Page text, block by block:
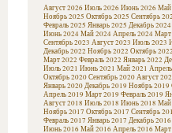
Август 2026 Июль 2026 Июнь 2026 Май
Ноябрь 2025 Октябрь 2025 Сентябрь
Февраль 2025 Январь 2025 Декабрь 2024
Июнь 2024Май 2024Апрель 2024
Сентябрь 2023 Август 2023 Июль 2023
Декабрь 2022 Ноябрь 2022 Октябрь 2022
Март 2022 Февраль 2022 Январь 2022
Июль 2021 Июнь 2021 Май 2021
Октябрь 2020Сентябрь 2020Август
Январь 2020Декабрь 2019 Ноябрь 2019
Апрель 2019 Март 2019 Февраль 2019
Август 2018 Июль 2018 Июнь 2018 Май
Ноябрь 2017 Октябрь 2017 Сентябрь
Февраль 2017 Январь 2017 Декабрь 2016
Июнь 2016 Май 2016 Апрель 2016 Март